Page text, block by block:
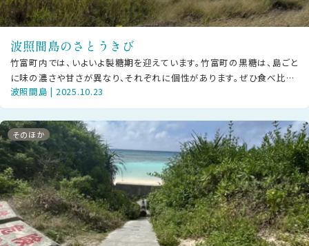
波照間島のさとうきび
竹富町内では、いよいよ製糖期を迎えています。竹富町の黒糖は、島ごと
に味の濃さや甘さが異なり、それぞれに個性があります。ぜひ食べ比べ
をして、お気に入りの黒糖を見つ
波照間島 | 2025.10.23
そのほか